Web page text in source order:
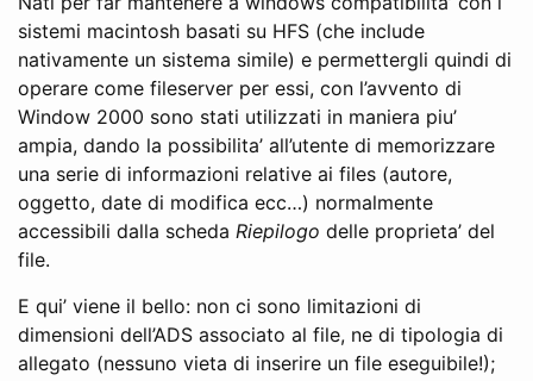
sistemi macintosh basati su HFS (che include
nativamente un sistema simile) e permettergli quindi di
operare come fileserver per essi, con l’avvento di
Window 2000 sono stati utilizzati in maniera piu’
ampia, dando la possibilita’ all’utente di memorizzare
una serie di informazioni relative ai files (autore,
oggetto, date di modifica ecc…) normalmente
accessibili dalla scheda Riepilogo delle proprieta’ del
file.
E qui’ viene il bello: non ci sono limitazioni di
dimensioni dell’ADS associato al file, ne di tipologia di
allegato (nessuno vieta di inserire un file eseguibile!);